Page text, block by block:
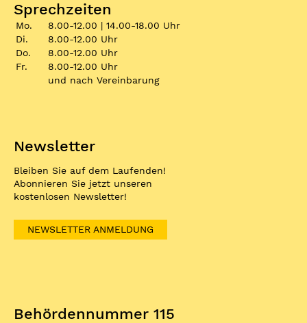
Sprechzeiten
Mo.
8.00-12.00 | 14.00-18.00 Uhr
Di.
8.00-12.00 Uhr
Do.
8.00-12.00 Uhr
Fr.
8.00-12.00 Uhr
und nach Vereinbarung
Newsletter
Bleiben Sie auf dem Laufenden!
Abonnieren Sie jetzt unseren
kostenlosen Newsletter!
NEWSLETTER ANMELDUNG
Behördennummer 115